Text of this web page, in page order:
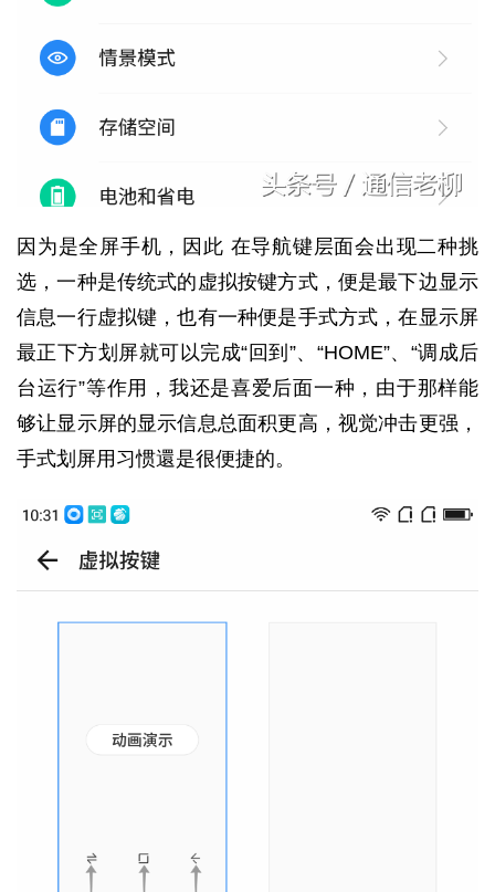
因为是全屏手机，因此 在导航键层面会出现二种挑
选，一种是传统式的虚拟按键方式，便是最下边显示
信息一行虚拟键，也有一种便是手式方式，在显示屏
最正下方划屏就可以完成“回到”、“HOME”、“调成后
台运行”等作用，我还是喜爱后面一种，由于那样能
够让显示屏的显示信息总面积更高，视觉冲击更强，
手式划屏用习惯還是很便捷的。